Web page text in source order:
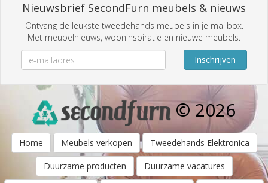
Nieuwsbrief SecondFurn meubels & nieuws
Ontvang de leukste tweedehands meubels in je mailbox.
Met meubelnieuws, wooninspiratie en nieuwe meubels.
Inschrijven
© 2026
Home Meubels verkopen Tweedehands Elektronica
Duurzame producten Duurzame vacatures